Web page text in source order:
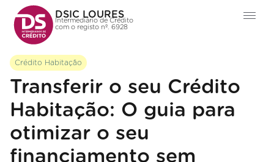
DSIC LOURES
Intermediário de Crédito
com o registo nº. 6928
Crédito Habitação
Transferir o seu Crédito
Habitação: O guia para
otimizar o seu
financiamento sem